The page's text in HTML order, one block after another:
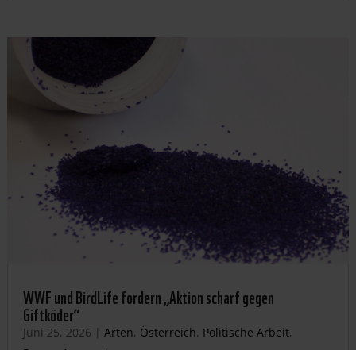
WWF und BirdLife fordern „Aktion scharf gegen
Giftköder“
Juni 25, 2026 | Arten, Österreich, Politische Arbeit,